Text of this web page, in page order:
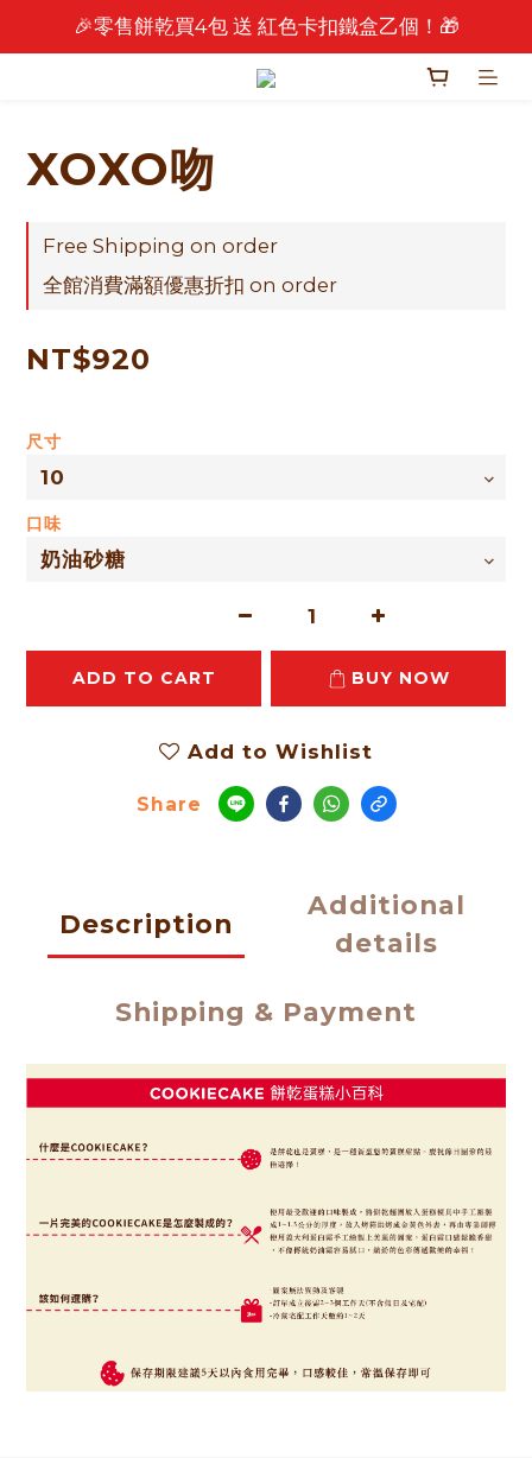
🎉 2026 中秋早鳥優惠中 🎉
🎉零售餅乾買4包 送 紅色卡扣鐵盒乙個！🎁
🎉 2026 中秋早鳥優惠中 🎉
XOXO吻
Free Shipping on order
全館消費滿額優惠折扣 on order
NT$920
尺寸
口味
ADD TO CART BUY NOW
Add to Wishlist
Share
Description
Additional
details
Shipping & Payment